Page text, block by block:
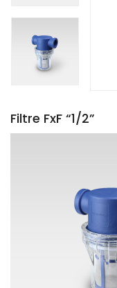
Filtre FxF “1/2”